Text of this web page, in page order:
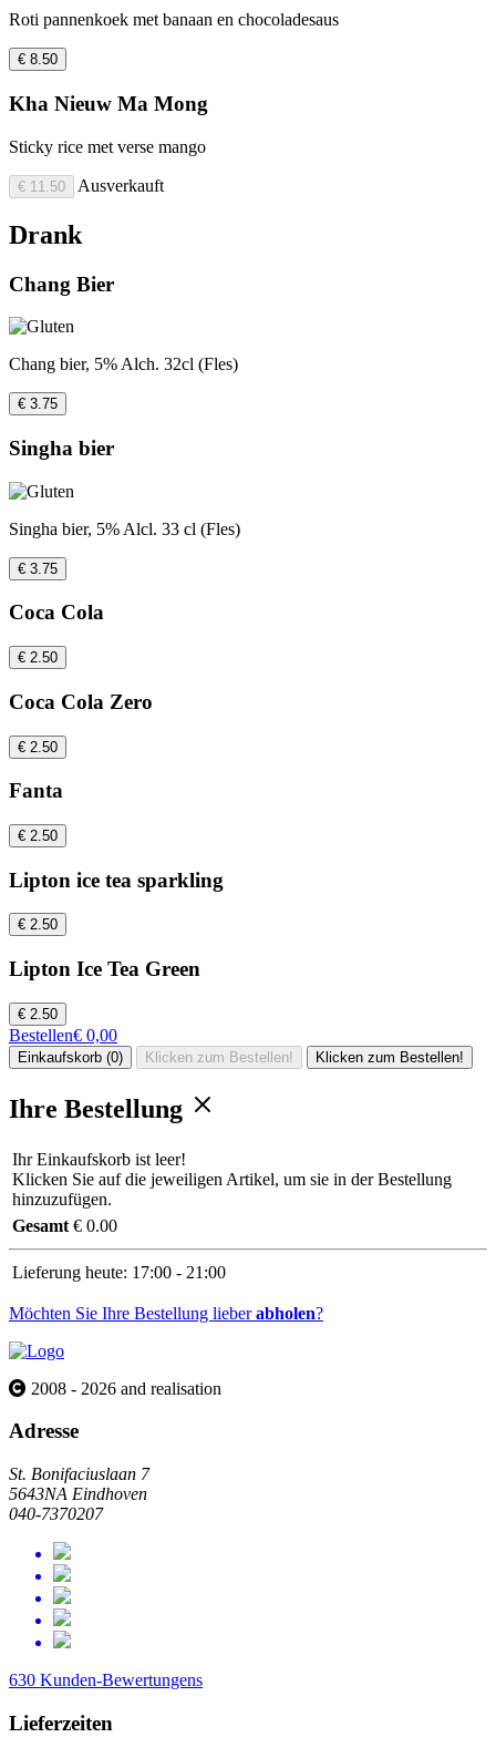
Roti pannenkoek met banaan en chocoladesaus
€ 8.50
Kha Nieuw Ma Mong
Sticky rice met verse mango
€ 11.50 Ausverkauft
Drank
Chang Bier
Chang bier, 5% Alch. 32cl (Fles)
€ 3.75
Singha bier
Singha bier, 5% Alcl. 33 cl (Fles)
€ 3.75
Coca Cola
€ 2.50
Coca Cola Zero
€ 2.50
Fanta
€ 2.50
Lipton ice tea sparkling
€ 2.50
Lipton Ice Tea Green
€ 2.50
Bestellen€ 0,00
Einkaufskorb (0) Klicken zum Bestellen! Klicken zum Bestellen!
Ihre Bestellung
Ihr Einkaufskorb ist leer!
Klicken Sie auf die jeweiligen Artikel, um sie in der Bestellung
hinzuzufügen.
Gesamt € 0.00
Lieferung heute: 17:00 - 21:00
Möchten Sie Ihre Bestellung lieberabholen?
2008 - 2026 and realisation
Adresse
St. Bonifaciuslaan 7
5643NA Eindhoven
040-7370207
630 Kunden-Bewertungens
Lieferzeiten